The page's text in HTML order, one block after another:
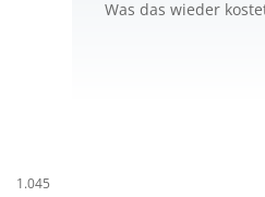
1.045
Was das wieder